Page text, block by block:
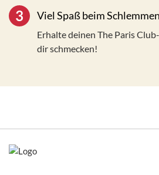
3 Viel Spaß beim
Erhalte deinen The Paris
dir schmecken!